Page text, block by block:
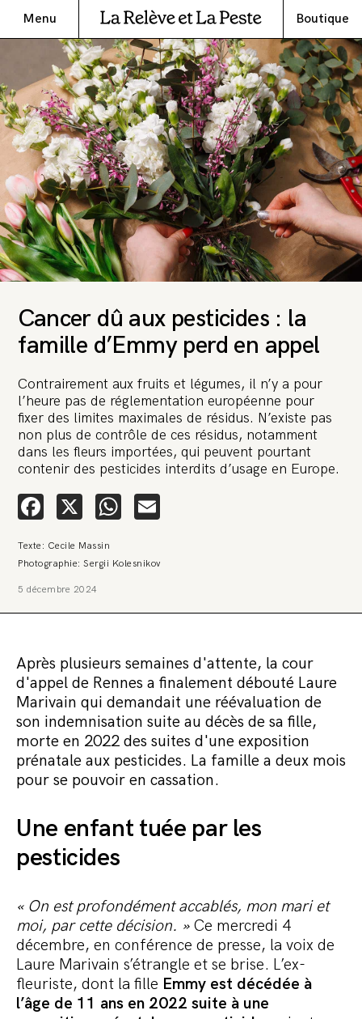
Menu Boutique
Cancer dû aux pesticides : la
famille d’Emmy perd en appel
Contrairement aux fruits et légumes, il n’y a pour
l’heure pas de réglementation européenne pour
fixer des limites maximales de résidus. N’existe pas
non plus de contrôle de ces résidus, notamment
dans les fleurs importées, qui peuvent pourtant
contenir des pesticides interdits d’usage en Europe.
Facebook
X WhatsApp
Texte: Cecile Massin
Photographie: Sergii Kolesnikov
5 décembre 2024
Après plusieurs semaines d'attente, la cour
d'appel de Rennes a finalement débouté Laure
Marivain qui demandait une réévaluation de
son indemnisation suite au décès de sa fille,
morte en 2022 des suites d'une exposition
prénatale aux pesticides. La famille a deux mois
pour se pouvoir en cassation.
Une enfant tuée par les
pesticides
« On est profondément accablés, mon mari et
moi, par cette décision. »Ce mercredi 4
décembre, en conférence de presse, la voix de
Laure Marivain s’étrangle et se brise. L’ex-
fleuriste, dont la fille Emmy est décédée à
l’âge de 11 ans en 2022 suite à une
multinationale tente d’anéantir La
🔥 Le groupe Pierre Fabre, qui pèse 3,2 milliards d’euros, nous
Une procédure bâillon. Notre tort ? Avoir voulu protéger
veut nous faire taire. Cette procédure bâillon vise à nous affaiblir et,
Continuer de lire l’article
Commander le pack